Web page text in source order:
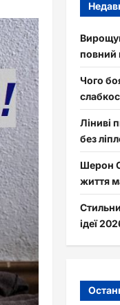
повний
Чого
Ліниві
без
Шерон
життя
ідеї